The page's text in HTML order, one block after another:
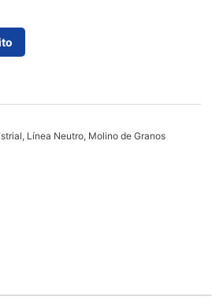
, Línea Neutro, Molino de Granos